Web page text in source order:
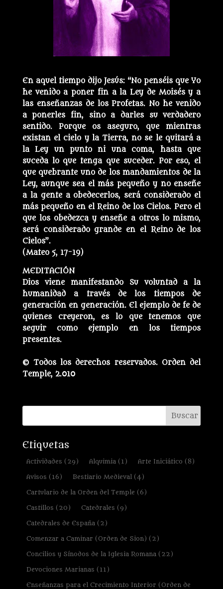
En aquel tiempo dijo Jesús: “No penséis que Yo
he venido a poner fin a la Ley de Moisés y a
las enseñanzas de los Profetas. No he venido
a ponerles fin, sino a darles su verdadero
sentido. Porque os aseguro, que mientras
existan el cielo y la Tierra, no se le quitará a
la Ley un punto ni una coma, hasta que
suceda lo que tenga que suceder. Por eso, el
que quebrante uno de los mandamientos de la
Ley, aunque sea el más pequeño y no enseñe
a la gente a obedecerlos, será considerado el
más pequeño en el Reino de los Cielos. Pero el
que los obedezca y enseñe a otros lo mismo,
será considerado grande en el Reino de los
Cielos”.
(Mateo 5, 17-19)
MEDITACIÓN
Dios viene manifestando Su voluntad a la
humanidad a través de los tiempos de
generación en generación. El ejemplo de fe de
quienes creyeron, es lo que tenemos que
seguir como ejemplo en los tiempos
presentes.
© Todos los derechos reservados. Orden del
Temple, 2.010
Etiquetas
Actividades (29) Alquimia(1) Arte Iniciático (8)
Avisos (16) Bestiario Medieval(4)
Cartulario de la Orden del Temple (6)
Castillos (20) Catedrales (9)
Catedrales de España(2)
Comenzar a Caminar (Orden de Sion) (2)
Concilios y Sínodos de la Iglesia Romana(22)
Devociones Marianas (11)
Enseñanzas para el Crecimiento Interior (Orden de